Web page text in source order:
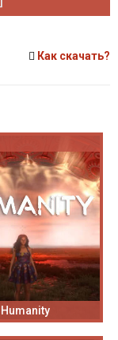
Как скачать?
Humanity